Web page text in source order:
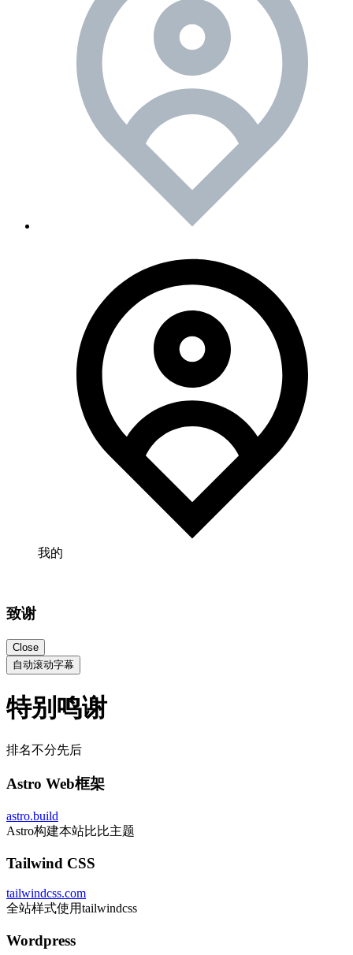
我的
致谢
Close
自动滚动字幕
特别鸣谢
排名不分先后
Astro Web框架
astro.build
Astro构建本站比比主题
Tailwind CSS
tailwindcss.com
全站样式使用tailwindcss
Wordpress